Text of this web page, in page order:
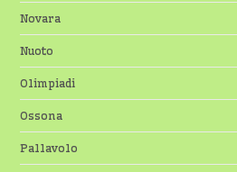
Novara
Nuoto
Olimpiadi
Ossona
Pallavolo